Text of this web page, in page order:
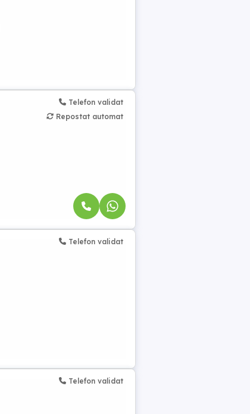
Telefon validat
Repostat automat
Telefon validat
Telefon validat